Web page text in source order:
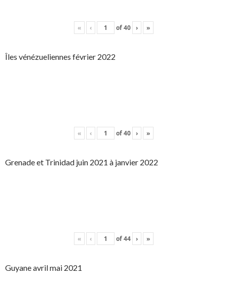
« ‹ of40 › »
Îles vénézueliennes février 2022
« ‹ of40 › »
Grenade et Trinidad juin 2021 à janvier 2022
« ‹ of44 › »
Guyane avril mai 2021